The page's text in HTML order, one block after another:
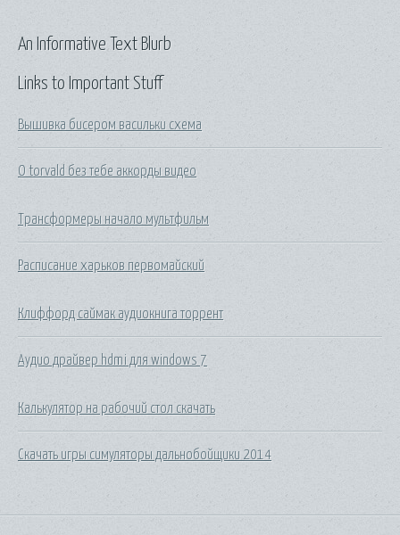
Links to Important Stuff
Вышивка бисером васильки схема
O torvald без тебе аккорды видео
Трансформеры начало мультфильм
Расписание харьков первомайский
Клиффорд саймак аудиокнига торрент
Аудио драйвер hdmi для windows 7
Калькулятор на рабочий стол скачать
Скачать игры симуляторы дальнобойщики 2014
An Informative Text Blurb